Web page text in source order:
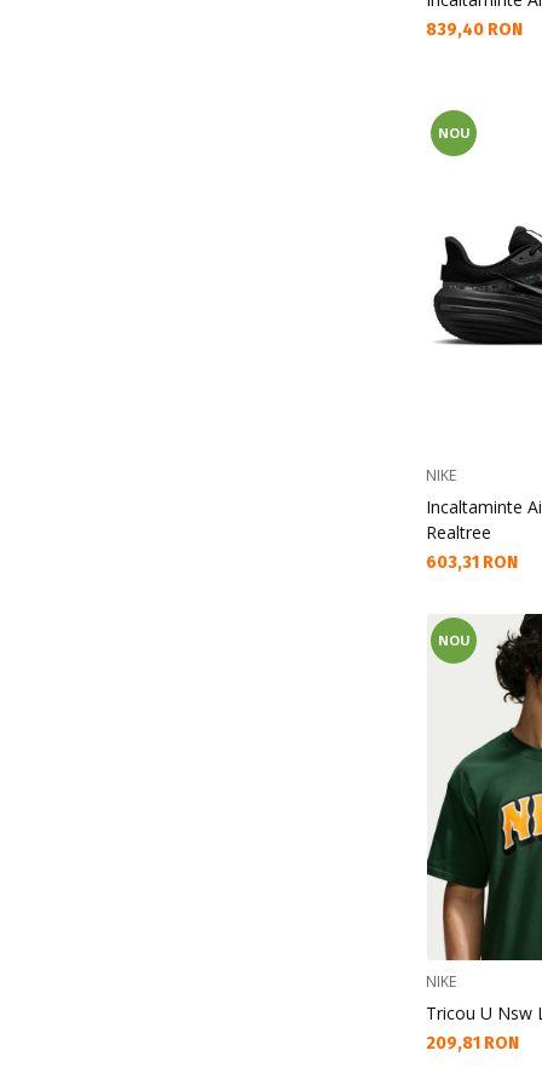
Текуща цена:
839,40 RON
NOU
NIKE
Incaltaminte
Realtree
Текуща цена:
603,31 RON
NOU
NIKE
Tricou U Nsw
Текуща цена:
209,81 RON